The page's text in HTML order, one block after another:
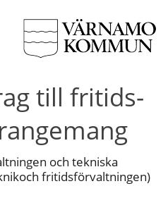
till fritids-
och tekniska
fritidsförvaltningen)